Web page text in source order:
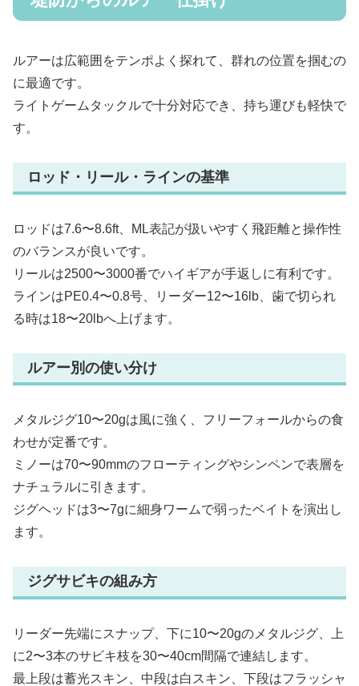
ルアーは広範囲をテンポよく探れて、群れの位置を掴むの
に最適です。
ライトゲームタックルで十分対応でき、持ち運びも軽快で
す。
ロッド・リール・ラインの基準
ロッドは7.6〜8.6ft、ML表記が扱いやすく飛距離と操作性
のバランスが良いです。
リールは2500〜3000番でハイギアが手返しに有利です。
ラインはPE0.4〜0.8号、リーダー12〜16lb、歯で切られ
る時は18〜20lbへ上げます。
ルアー別の使い分け
メタルジグ10〜20gは風に強く、フリーフォールからの食
わせが定番です。
ミノーは70〜90mmのフローティングやシンペンで表層を
ナチュラルに引きます。
ジグヘッドは3〜7gに細身ワームで弱ったベイトを演出し
ます。
ジグサビキの組み方
リーダー先端にスナップ、下に10〜20gのメタルジグ、上
に2〜3本のサビキ枝を30〜40cm間隔で連結します。
最上段は蓄光スキン、中段は白スキン、下段はフラッシャ